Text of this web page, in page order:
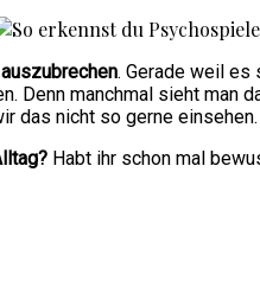
. Gerade weil es
Denn manchmal sieht man
das nicht so gerne einsehen.
Habt ihr schon mal